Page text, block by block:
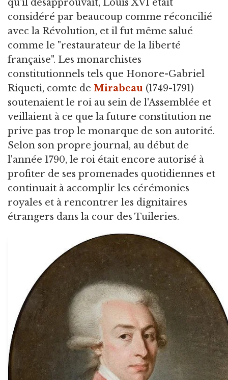
qu'il désapprouvait, Louis XVI était
considéré par beaucoup comme réconcilié
avec la Révolution, et il fut même salué
comme le "restaurateur de la liberté
française". Les monarchistes
constitutionnels tels que Honore-Gabriel
Riqueti, comte de Mirabeau (1749-1791)
soutenaient le roi au sein de l'Assemblée et
veillaient à ce que la future constitution ne
prive pas trop le monarque de son autorité.
Selon son propre journal, au début de
l'année 1790, le roi était encore autorisé à
profiter de ses promenades quotidiennes et
continuait à accomplir les cérémonies
royales et à rencontrer les dignitaires
étrangers dans la cour des Tuileries.